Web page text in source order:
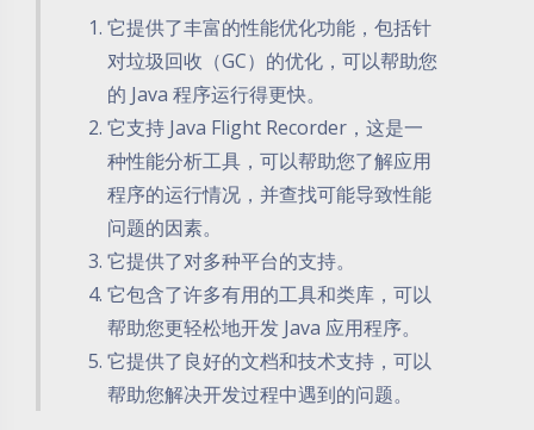
它提供了丰富的性能优化功能，包括针
对垃圾回收（GC）的优化，可以帮助您
的 Java 程序运行得更快。
它支持 Java Flight Recorder，这是一
种性能分析工具，可以帮助您了解应用
程序的运行情况，并查找可能导致性能
问题的因素。
它提供了对多种平台的支持。
它包含了许多有用的工具和类库，可以
帮助您更轻松地开发 Java 应用程序。
它提供了良好的文档和技术支持，可以
帮助您解决开发过程中遇到的问题。